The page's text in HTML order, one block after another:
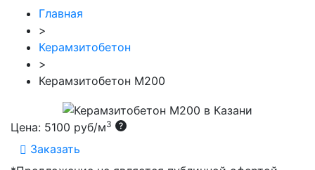
Главная
>
Керамзитобетон
>
Керамзитобетон М200
Цена: 5100 руб/м3
Заказать